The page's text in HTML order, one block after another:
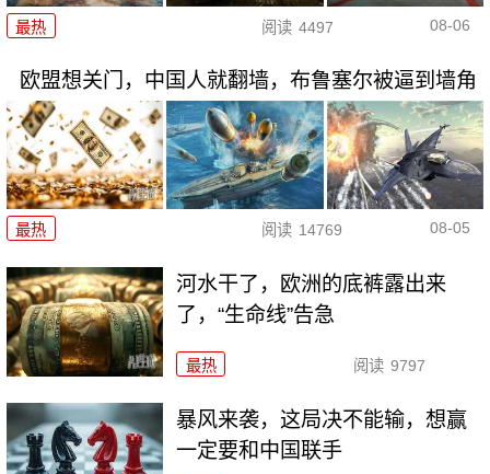
最热 阅读 4497 08-06
欧盟想关门，中国人就翻墙，布鲁塞尔被逼到墙角
最热 阅读 14769 08-05
河水干了，欧洲的底裤露出来
了，“生命线”告急
最热 阅读 9797
暴风来袭，这局决不能输，想赢
一定要和中国联手